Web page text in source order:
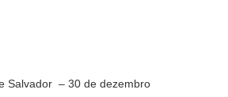
Salvador – 30 de dezembro